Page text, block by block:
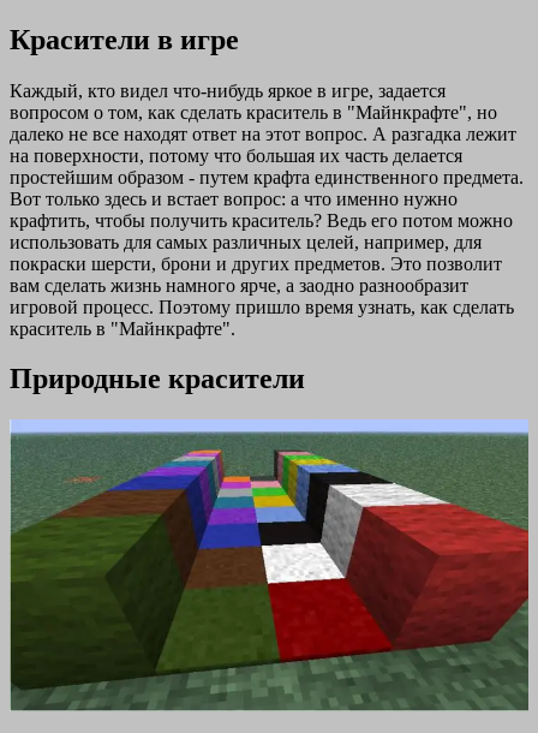
Красители в игре
Каждый, кто видел что-нибудь яркое в игре, задается
вопросом о том, как сделать краситель в "Майнкрафте", но
далеко не все находят ответ на этот вопрос. А разгадка лежит
на поверхности, потому что большая их часть делается
простейшим образом - путем крафта единственного предмета.
Вот только здесь и встает вопрос: а что именно нужно
крафтить, чтобы получить краситель? Ведь его потом можно
использовать для самых различных целей, например, для
покраски шерсти, брони и других предметов. Это позволит
вам сделать жизнь намного ярче, а заодно разнообразит
игровой процесс. Поэтому пришло время узнать, как сделать
краситель в "Майнкрафте".
Природные красители